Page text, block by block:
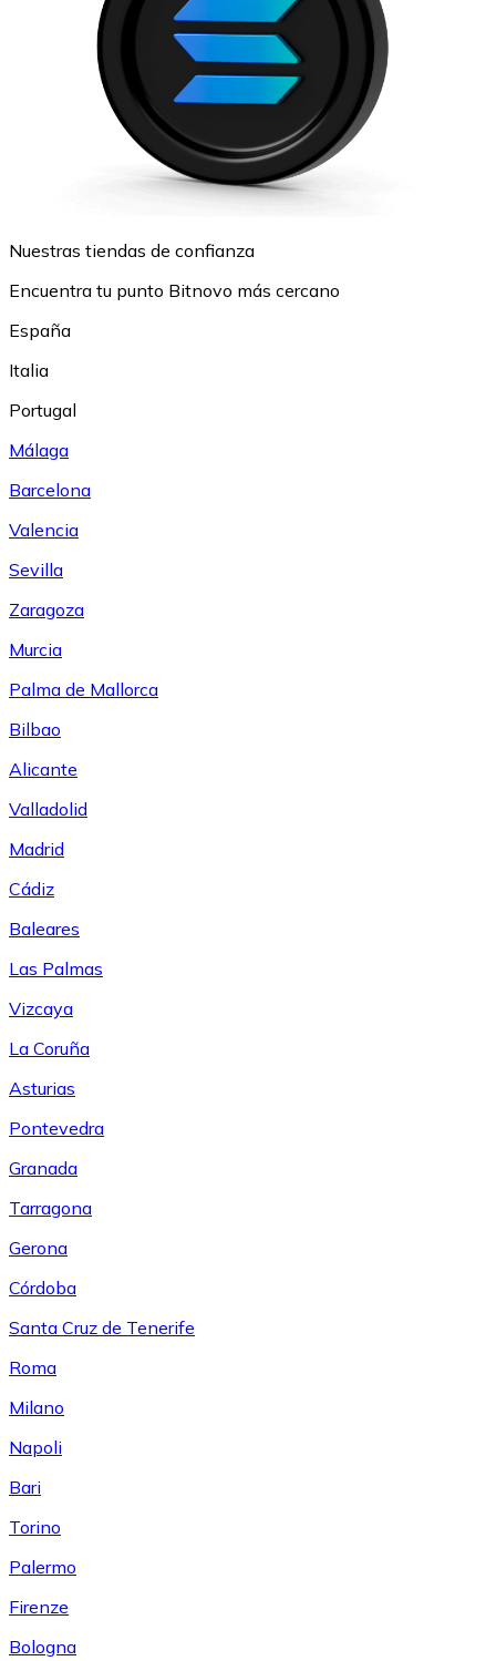
Nuestras tiendas de confianza
Encuentra tu punto Bitnovo más cercano
España
Italia
Portugal
Málaga
Barcelona
Valencia
Sevilla
Zaragoza
Murcia
Palma de Mallorca
Bilbao
Alicante
Valladolid
Madrid
Cádiz
Baleares
Las Palmas
Vizcaya
La Coruña
Asturias
Pontevedra
Granada
Tarragona
Gerona
Córdoba
Santa Cruz de Tenerife
Roma
Milano
Napoli
Bari
Torino
Palermo
Firenze
Bologna